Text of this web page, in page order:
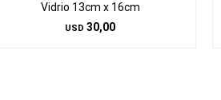
Vidrio 13cm x 16cm
USD 30,00